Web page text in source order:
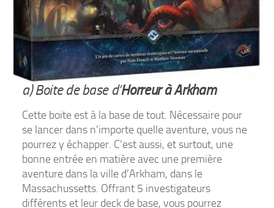
a) Boite de base d’Horreur à Arkham
Cette boite est à la base de tout. Nécessaire pour
se lancer dans n’importe quelle aventure, vous ne
pourrez y échapper. C’est aussi, et surtout, une
bonne entrée en matière avec une première
aventure dans la ville d’Arkham, dans le
Massachussetts. Offrant 5 investigateurs
différents et leur deck de base, vous pourrez